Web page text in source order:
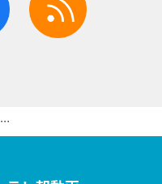
ももクロ・玉井詩織、ラブレターを渡すときはツンデレ「イヤだったら、読まなくていいよ」